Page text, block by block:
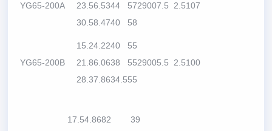
YG65-200A
23.5
30.5
6.53
8.47
44
40
57
58
29007.5 2.5107
YG65-200B
15.2
21.8
28.3
4.22
6.06
7.86
40
38
34.5
55
55
55
29005.5 2.5100
17.54.8682
39